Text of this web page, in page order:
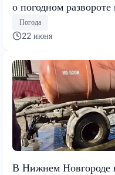
о погодном развороте
Погода
22 июня
В Нижнем Новгороде